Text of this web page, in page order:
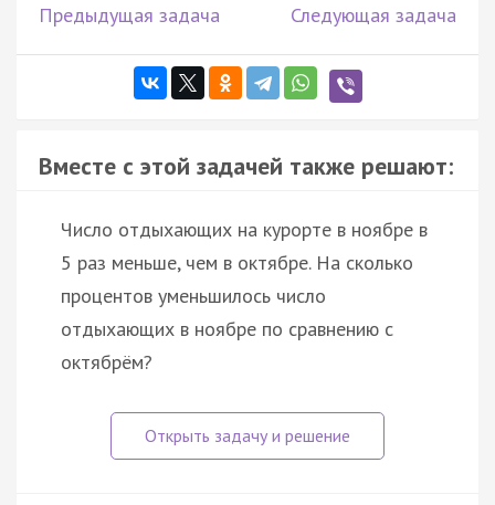
Предыдущая задача Следующая задача
Вместе с этой задачей также решают:
Число отдыхающих на курорте в ноябре в
5 раз меньше, чем в октябре. На сколько
процентов уменьшилось число
отдыхающих в ноябре по сравнению с
октябрём?